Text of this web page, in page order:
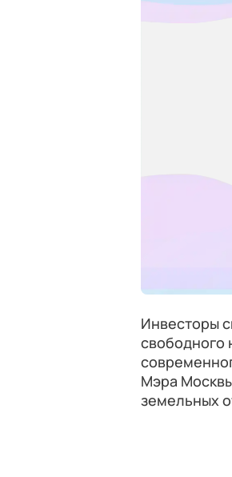
Инвесторы
свободного
Мэра
земельных